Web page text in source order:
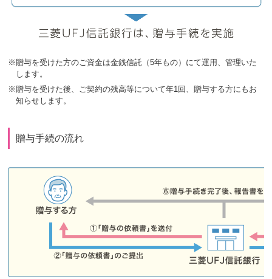
※贈与を受けた方のご資金は金銭信託（5年もの）にて運用、管理いた
します。
※贈与を受けた後、ご契約の残高等について年1回、贈与する方にもお
知らせします。
贈与手続の流れ